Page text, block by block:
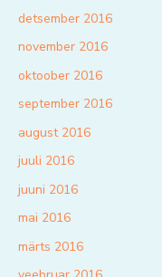
detsember 2016
november 2016
oktoober 2016
september 2016
august 2016
juuli 2016
juuni 2016
mai 2016
märts 2016